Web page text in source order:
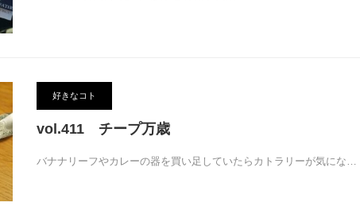
好きなコト
vol.411 チープ万歳
バナナリーフやカレーの器を買い足していたらカトラリーが気にな…